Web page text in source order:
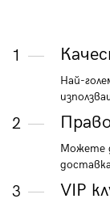
1
Най-
2
Можете
3 VIP